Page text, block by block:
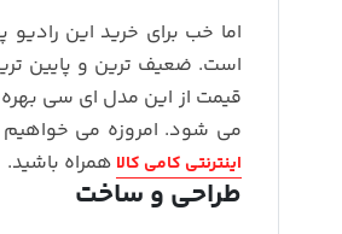
اما خب برای خرید این
است. ضعیف ترین و پایین
قیمت از این مدل ای سی
می شود. امروزه می
اینترنتی کامی کالا همراه باشید.
طراحی و ساخت